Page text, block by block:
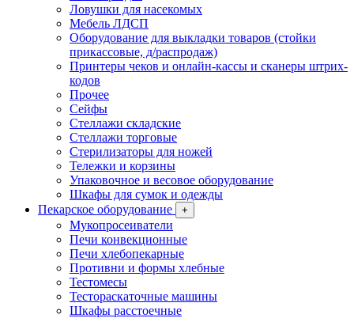
Ловушки для насекомых
Мебель ЛДСП
Оборудование для выкладки товаров (стойки
прикассовые, д/распродаж)
Принтеры чеков и онлайн-кассы и сканеры штрих-
кодов
Прочее
Сейфы
Стеллажи складские
Стеллажи торговые
Стерилизаторы для ножей
Тележки и корзины
Упаковочное и весовое оборудование
Шкафы для сумок и одежды
Пекарское оборудование
+
Мукопросеиватели
Печи конвекционные
Печи хлебопекарные
Противни и формы хлебные
Тестомесы
Тестораскаточные машины
Шкафы расстоечные